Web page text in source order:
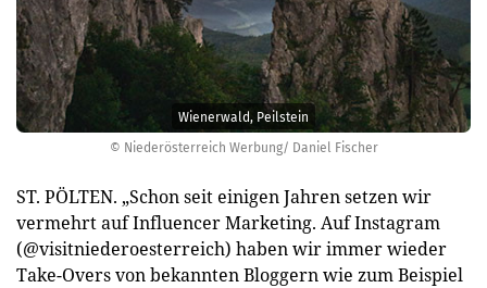
© Niederösterreich Werbung/ Daniel Fischer
Wienerwald, Peilstein
ST. PÖLTEN. „Schon seit einigen Jahren setzen wir
vermehrt auf Influencer Marketing. Auf Instagram
(@visitniederoesterreich) haben wir immer wieder
Take-Overs von bekannten Bloggern wie zum Beispiel